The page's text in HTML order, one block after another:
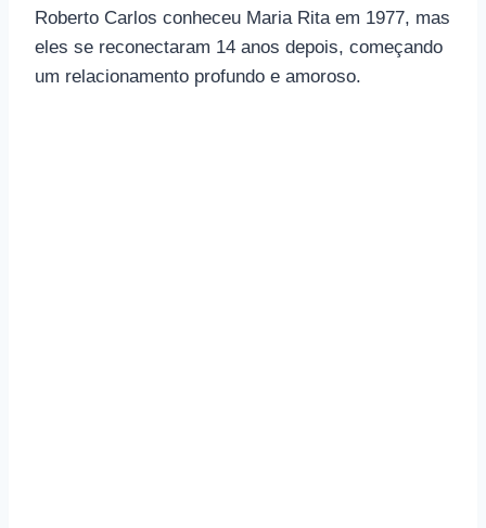
Roberto Carlos conheceu Maria Rita em 1977, mas
eles se reconectaram 14 anos depois, começando
um relacionamento profundo e amoroso.